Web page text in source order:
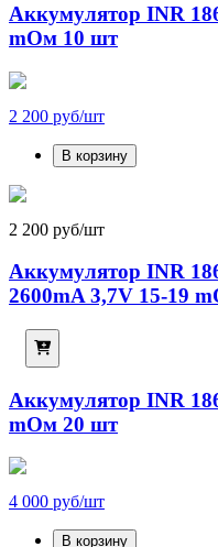
Аккумулятор INR
mОм 10 шт
2 200 руб/шт
В корзину
2 200 руб/шт
Аккумулятор INR
2600mA 3,7V 15-19
Аккумулятор INR
mОм 20 шт
4 000 руб/шт
В корзину